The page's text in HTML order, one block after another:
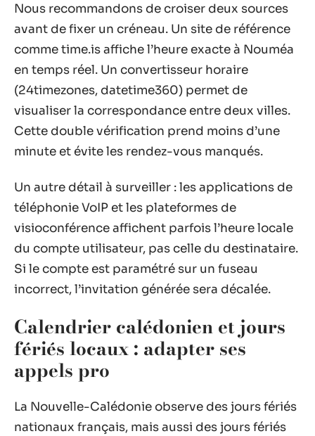
Nous recommandons de croiser deux sources
avant de fixer un créneau. Un site de référence
comme time.is affiche l’heure exacte à Nouméa
en temps réel. Un convertisseur horaire
(24timezones, datetime360) permet de
visualiser la correspondance entre deux villes.
Cette double vérification prend moins d’une
minute et évite les rendez-vous manqués.
Un autre détail à surveiller : les applications de
téléphonie VoIP et les plateformes de
visioconférence affichent parfois l’heure locale
du compte utilisateur, pas celle du destinataire.
Si le compte est paramétré sur un fuseau
incorrect, l’invitation générée sera décalée.
Calendrier calédonien et jours
fériés locaux : adapter ses
appels pro
La Nouvelle-Calédonie observe des jours fériés
nationaux français, mais aussi des jours fériés